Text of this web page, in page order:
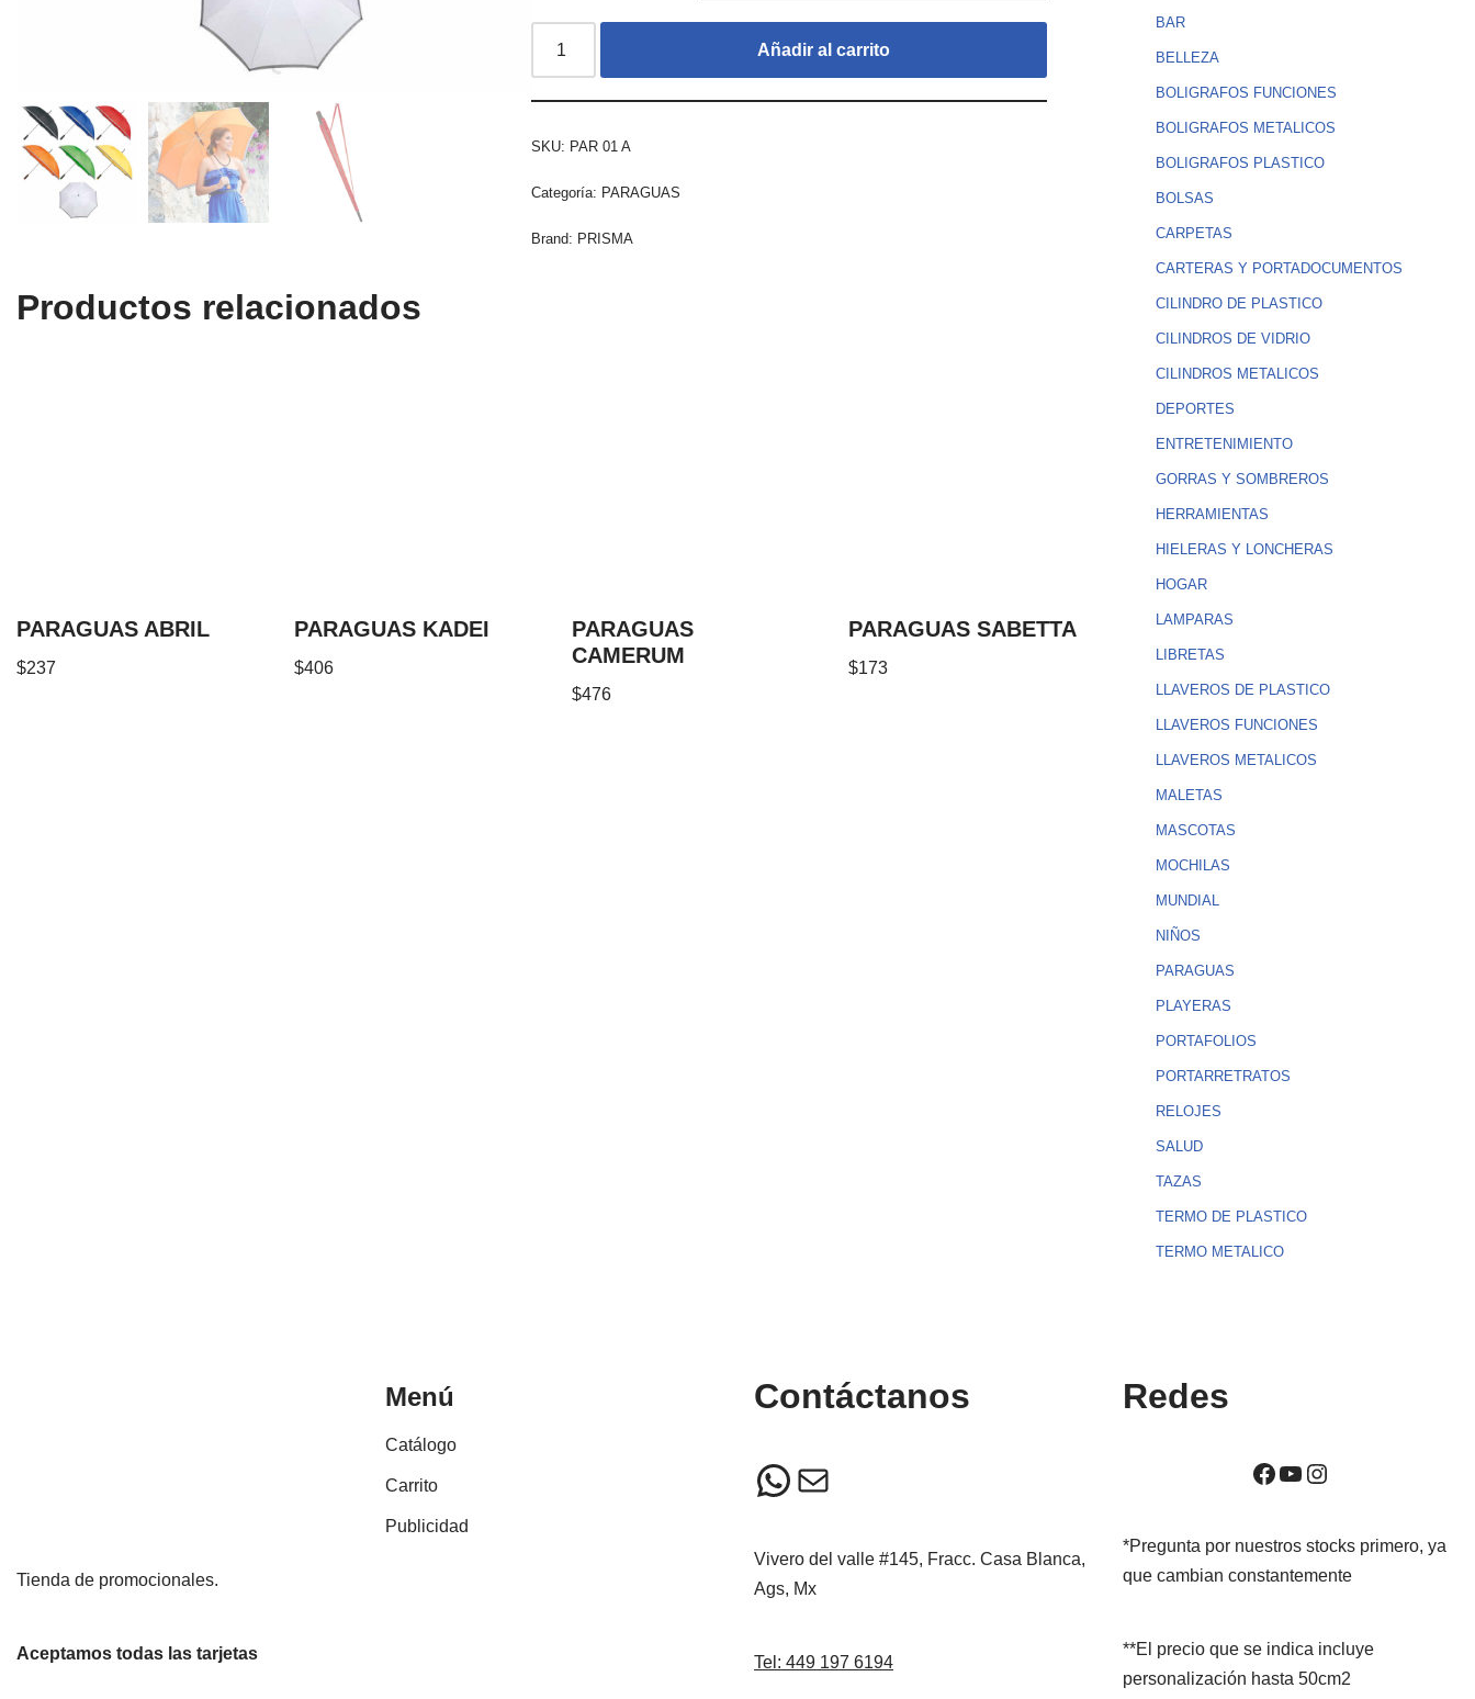
Añadir al carrito
SKU: PAR 01 A
Categoría: PARAGUAS
Brand: PRISMA
Productos relacionados
PARAGUAS ABRIL
$237
PARAGUAS KADEI
$406
PARAGUAS
CAMERUM
$476
PARAGUAS SABETTA
$173
BAR
BELLEZA
BOLIGRAFOS FUNCIONES
BOLIGRAFOS METALICOS
BOLIGRAFOS PLASTICO
BOLSAS
CARPETAS
CARTERAS Y PORTADOCUMENTOS
CILINDRO DE PLASTICO
CILINDROS DE VIDRIO
CILINDROS METALICOS
DEPORTES
ENTRETENIMIENTO
GORRAS Y SOMBREROS
HERRAMIENTAS
HIELERAS Y LONCHERAS
HOGAR
LAMPARAS
LIBRETAS
LLAVEROS DE PLASTICO
LLAVEROS FUNCIONES
LLAVEROS METALICOS
MALETAS
MASCOTAS
MOCHILAS
MUNDIAL
NIÑOS
PARAGUAS
PLAYERAS
PORTAFOLIOS
PORTARRETRATOS
RELOJES
SALUD
TAZAS
TERMO DE PLASTICO
TERMO METALICO
Tienda de promocionales.
Aceptamos todas las tarjetas
Menú
Catálogo
Carrito
Publicidad
Contáctanos
Vivero del valle #145, Fracc. Casa Blanca,
Ags, Mx
Tel: 449 197 6194
Redes
*Pregunta por nuestros stocks primero, ya
que cambian constantemente
**El precio que se indica incluye
personalización hasta 50cm2